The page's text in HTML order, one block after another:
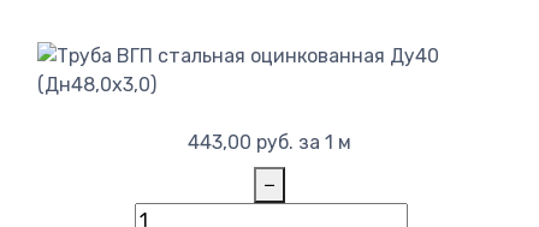
443,00 руб. за 1 м
−